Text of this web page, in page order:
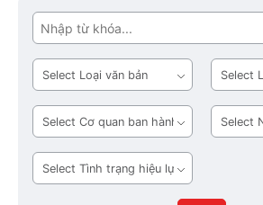
Tìm
Loại
văn
bản
Lĩnh
vực
Cơ
quan
ban
hành
Người
ký
Tình
trạng